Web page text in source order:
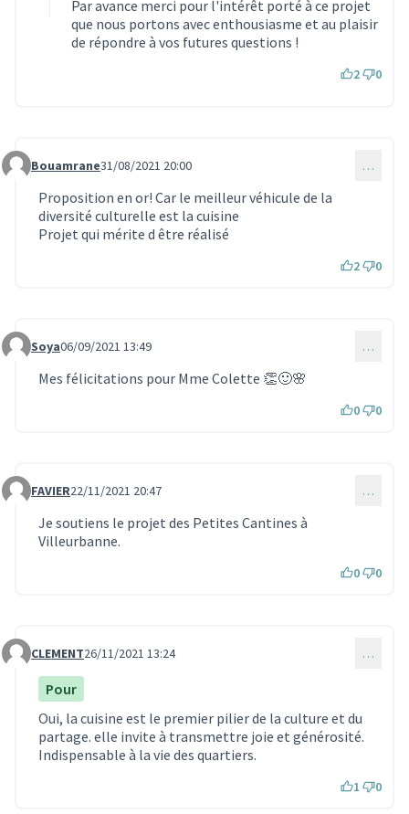
Par avance merci pour l'intérêt porté à ce projet
que nous portons avec enthousiasme et au plaisir
de répondre à vos futures questions !
2 0
Commentaire 1076
Bouamrane31/08/2021 20:00 …
Proposition en or! Car le meilleur véhicule de la
diversité culturelle est la cuisine
Projet qui mérite d être réalisé
2 0
Commentaire 1085
Soya06/09/2021 13:49 …
Mes félicitations pour Mme Colette 👏🙂🌸
0 0
Commentaire 1200
FAVIER22/11/2021 20:47 …
Je soutiens le projet des Petites Cantines à
Villeurbanne.
0 0
Commentaire 1228
CLEMENT26/11/2021 13:24 …
Pour
Oui, la cuisine est le premier pilier de la culture et du
partage. elle invite à transmettre joie et générosité.
Indispensable à la vie des quartiers.
1 0